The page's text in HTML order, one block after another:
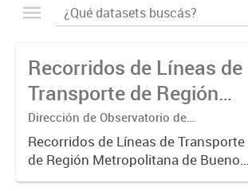
Recorridos de Líneas de
Transporte de Región
Metropolitana de
Buenos Aires (RMBA)
Dirección de Observatorio de
Transporte, Estudio y Sistemas
Recorridos de Líneas de Transporte
de Región Metropolitana de Buenos
Aires (RMBA).-